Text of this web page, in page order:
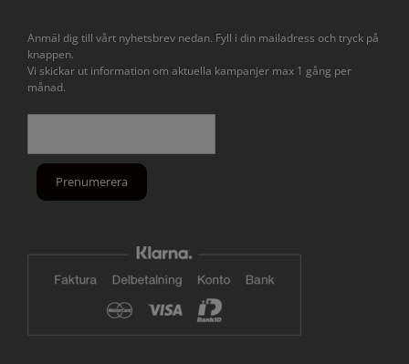
Anmäl dig till vårt nyhetsbrev nedan. Fyll i din mailadress och tryck på
knappen.
Vi skickar ut information om aktuella kampanjer max 1 gång per
månad.